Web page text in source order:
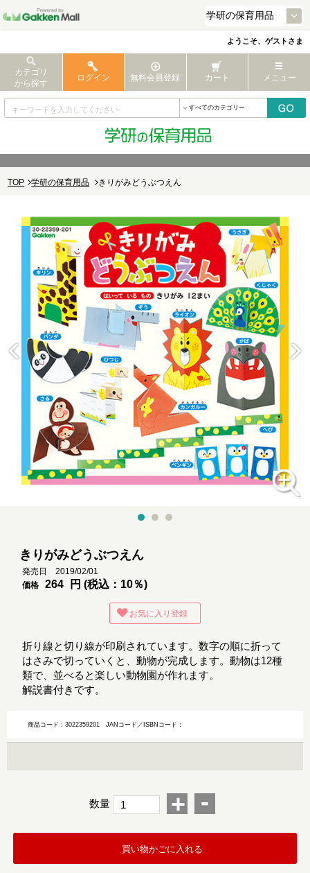
ようこそ、ゲストさま
カテゴリ
から探す
ログイン 無料会員登録 カート メニュー
TOP 学研の保育用品 きりがみどうぶつえん
きりがみどうぶつえん
発売日 2019/02/01
価格
264 円 (税込：10％)
お気に入り登録
折り線と切り線が印刷されています。数字の順に折って
はさみで切っていくと、動物が完成します。動物は12種
類で、並べると楽しい動物園が作れます。
解説書付きです。
商品コード：3022359201JANコード／ISBNコード：
数量 + -
買い物かごに入れる